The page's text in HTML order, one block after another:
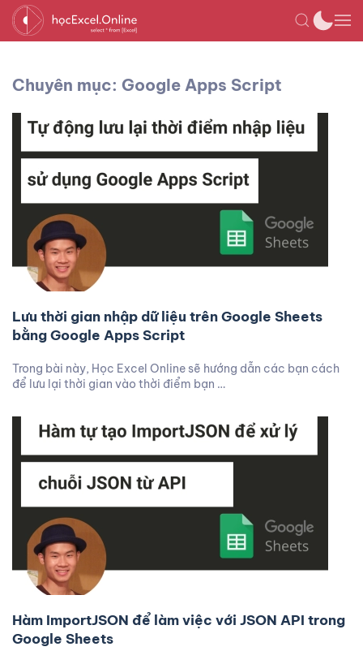
Chuyên mục: Google Apps Script
Lưu thời gian nhập dữ liệu trên Google Sheets
bằng Google Apps Script
Trong bài này, Học Excel Online sẽ hướng dẫn các bạn cách
để lưu lại thời gian vào thời điểm bạn …
Hàm ImportJSON để làm việc với JSON API trong
Google Sheets